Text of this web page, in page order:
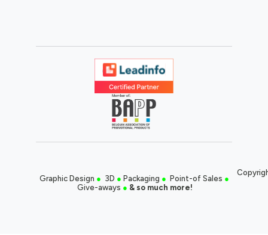
Graphic Design ● 3D ● Packaging ● Point-of Sales ●
Give-aways ● & so much more!